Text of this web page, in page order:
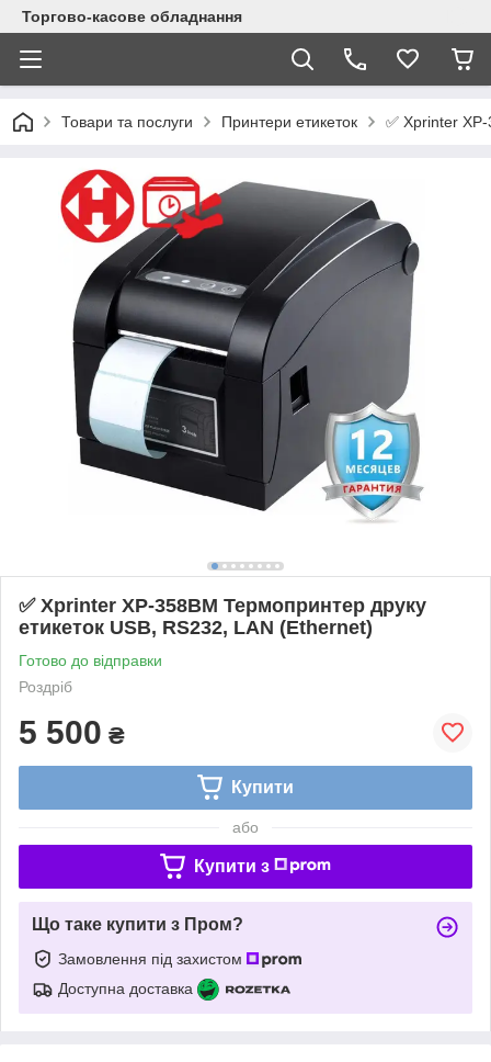
Торгово-касове обладнання
Товари та послуги Принтери етикеток ✅ Xprinter
✅ Xprinter XP-358BM Термопринтер друку
етикеток USB, RS232, LAN (Ethernet)
Готово до відправки
Роздріб
5 500 ₴
Купити
або
Купити з
Що таке купити з Пром?
Замовлення під захистом
Доступна доставка